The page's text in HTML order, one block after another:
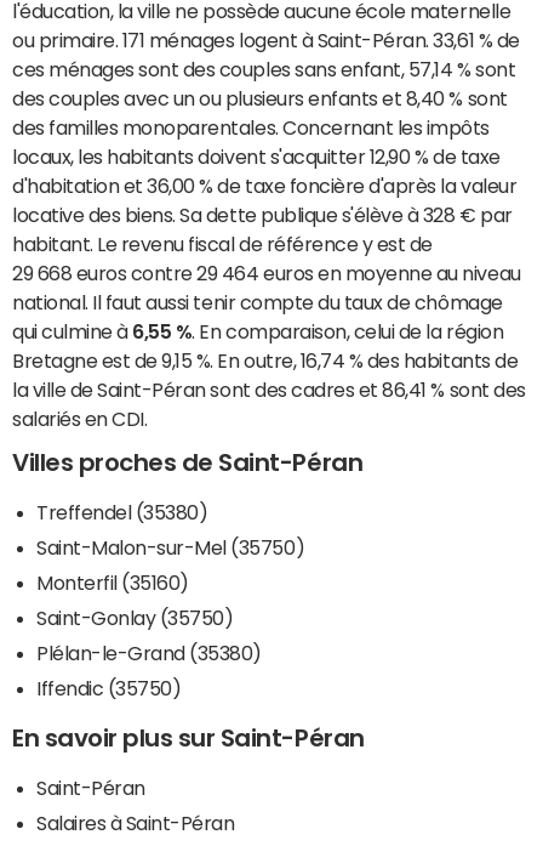
l'éducation, la ville ne possède aucune école maternelle
ou primaire. 171 ménages logent à Saint-Péran. 33,61 % de
ces ménages sont des couples sans enfant, 57,14 % sont
des couples avec un ou plusieurs enfants et 8,40 % sont
des familles monoparentales. Concernant les impôts
locaux, les habitants doivent s'acquitter 12,90 % de taxe
d'habitation et 36,00 % de taxe foncière d'après la valeur
locative des biens. Sa dette publique s'élève à 328 € par
habitant. Le revenu fiscal de référence y est de
29 668 euros contre 29 464 euros en moyenne au niveau
national. Il faut aussi tenir compte du taux de chômage
qui culmine à 6,55 % . En comparaison, celui de la région
Bretagne est de 9,15 %. En outre, 16,74 % des habitants de
la ville de Saint-Péran sont des cadres et 86,41 % sont des
salariés en CDI.
Villes proches de Saint-Péran
Treffendel (35380)
Saint-Malon-sur-Mel (35750)
Monterfil (35160)
Saint-Gonlay (35750)
Plélan-le-Grand (35380)
Iffendic (35750)
En savoir plus sur Saint-Péran
Saint-Péran
Salaires à Saint-Péran